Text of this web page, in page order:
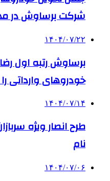
شرکت برساوش در
۱۴۰۴/۰۷/۲۲
برساوش رتبه اول
خودروهای وارداتی
۱۴۰۴/۰۷/۱۴
نام
۱۴۰۴/۰۷/۰۶